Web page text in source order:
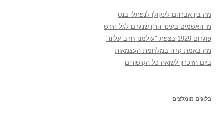
מה בין אברהם לינקולן לנפתלי בנט
מי האשמים בעינוי הדין שנגרם לגל הירש
פוגרום 1929 בצפת "עולמנו חרב עלינו"
מה באמת קרה במלחמת העצמאות
ביום הזיכרון לשואה כל הקישורים
בלוגים מומלצים